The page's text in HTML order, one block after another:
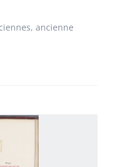
ancienne